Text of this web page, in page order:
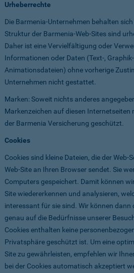
Urheberrechte
Die Barmenia-Unternehmen behalten
Struktur der Barmenia-Web-Sites sind
Daher ist eine Vervielfältigung oder
Informationen oder Daten (Text-,
Animationsdateien) ohne vorherige
Unternehmen nicht gestattet.
Marken: Soweit nichts anderes
Markenzeichen auf diesen
der Barmenia Versicherung geschützt.
Cookies
Cookies sind kleine Dateien, die der Web-
Web-Site an Ihren Browser sendet. Sie
Computers gespeichert. Damit können
Site wiedererkennen und analysieren,
interessant für sie sind. Wir können dann
genau auf die Bedürfnisse unserer
Cookies enthalten keine
Privatsphäre geschützt ist. Um eine
Site zu gewährleisten, empfehlen wir
bei der Cookies automatisch akzeptiert